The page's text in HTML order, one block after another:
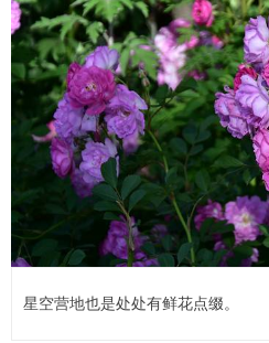
星空营地也是处处有鲜花点缀。